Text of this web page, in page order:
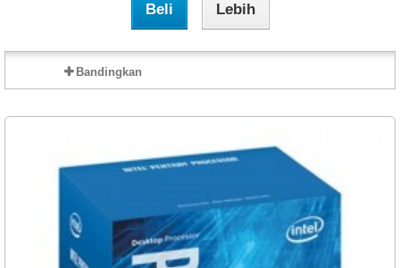
Beli Lebih
Bandingkan